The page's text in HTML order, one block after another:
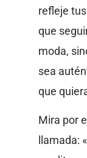
refleje
que
moda,
sea
que
Mira por
llamada: